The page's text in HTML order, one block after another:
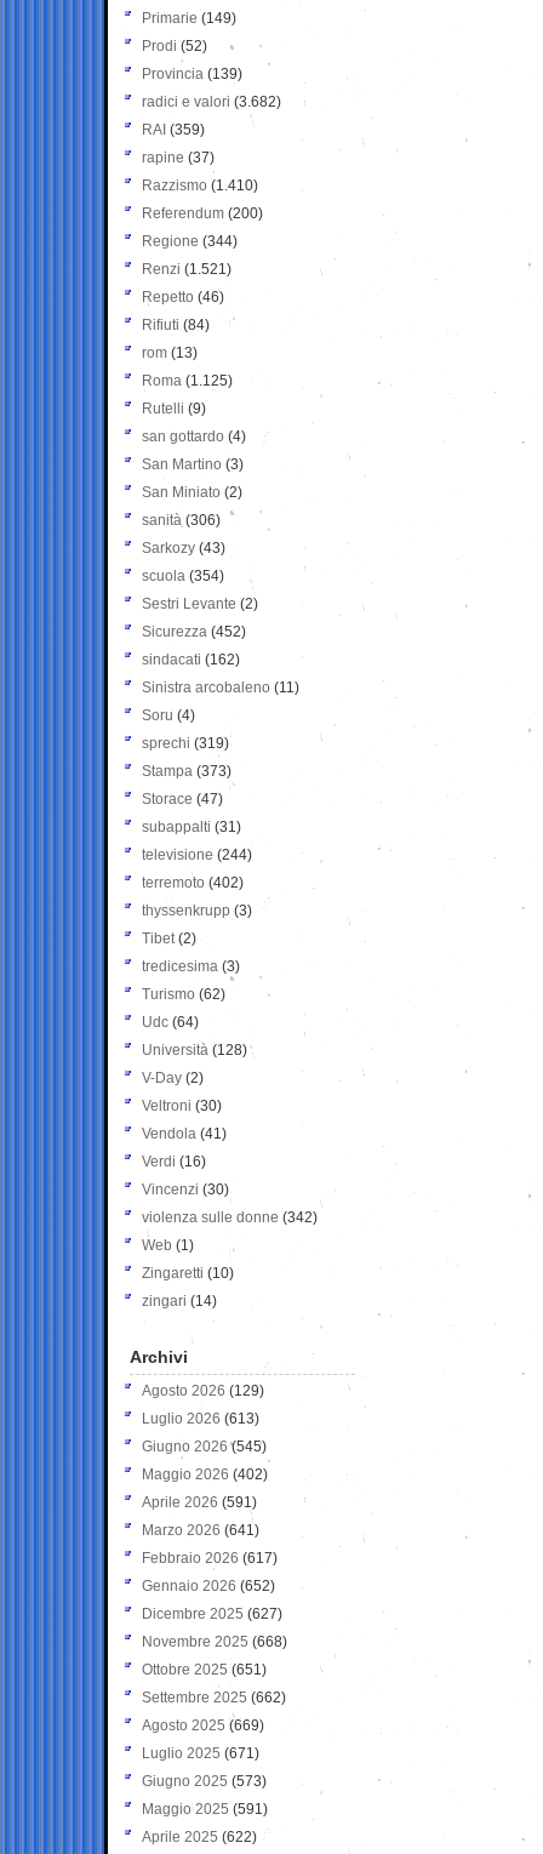
Primarie (149)
Prodi (52)
Provincia (139)
radici e valori (3.682)
RAI (359)
rapine (37)
Razzismo (1.410)
Referendum (200)
Regione (344)
Renzi (1.521)
Repetto (46)
Rifiuti (84)
rom (13)
Roma (1.125)
Rutelli (9)
san gottardo (4)
San Martino (3)
San Miniato (2)
sanità (306)
Sarkozy (43)
scuola (354)
Sestri Levante (2)
Sicurezza (452)
sindacati (162)
Sinistra arcobaleno (11)
Soru (4)
sprechi (319)
Stampa (373)
Storace (47)
subappalti (31)
televisione(244)
terremoto (402)
thyssenkrupp (3)
Tibet(2)
tredicesima (3)
Turismo (62)
Udc (64)
Università (128)
V-Day (2)
Veltroni (30)
Vendola (41)
Verdi (16)
Vincenzi (30)
violenza sulle donne (342)
Web (1)
Zingaretti (10)
zingari (14)
Archivi
Agosto 2026 (129)
Luglio 2026 (613)
Giugno 2026 (545)
Maggio 2026 (402)
Aprile 2026 (591)
Marzo 2026 (641)
Febbraio 2026 (617)
Gennaio 2026 (652)
Dicembre 2025 (627)
Novembre 2025 (668)
Ottobre 2025 (651)
Settembre 2025 (662)
Agosto 2025 (669)
Luglio 2025 (671)
Giugno 2025 (573)
Maggio 2025 (591)
Aprile 2025 (622)